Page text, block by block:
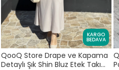
KARGO
BEDAVA
QooQ Store Drape ve Kapama
Detaylı Şık Shin Bluz Etek Takım